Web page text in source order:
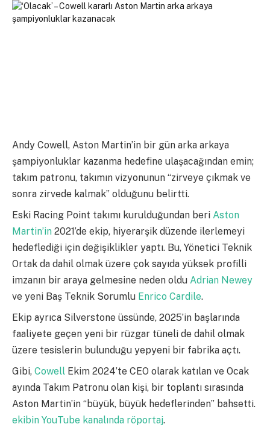
Andy Cowell, Aston Martin’in bir gün arka arkaya
şampiyonluklar kazanma hedefine ulaşacağından emin;
takım patronu, takımın vizyonunun “zirveye çıkmak ve
sonra zirvede kalmak” olduğunu belirtti.
Eski Racing Point takımı kurulduğundan beri Aston
Martin’in 2021’de ekip, hiyerarşik düzende ilerlemeyi
hedeflediği için değişiklikler yaptı. Bu, Yönetici Teknik
Ortak da dahil olmak üzere çok sayıda yüksek profilli
imzanın bir araya gelmesine neden oldu Adrian Newey
ve yeni Baş Teknik Sorumlu Enrico Cardile.
Ekip ayrıca Silverstone üssünde, 2025’in başlarında
faaliyete geçen yeni bir rüzgar tüneli de dahil olmak
üzere tesislerin bulunduğu yepyeni bir fabrika açtı.
Gibi, Cowell Ekim 2024’te CEO olarak katılan ve Ocak
ayında Takım Patronu olan kişi, bir toplantı sırasında
Aston Martin’in “büyük, büyük hedeflerinden” bahsetti.
ekibin YouTube kanalında röportaj.